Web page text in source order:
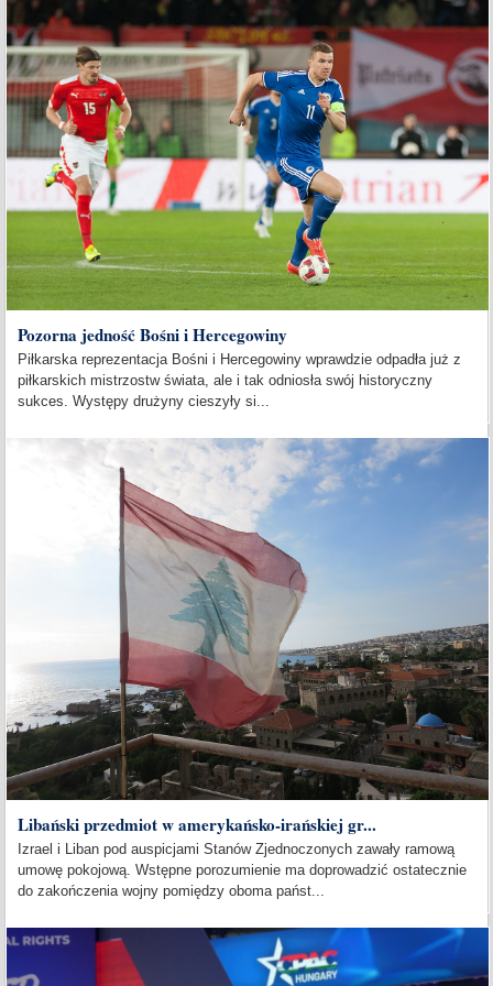
Pozorna jedność Bośni i Hercegowiny
Piłkarska reprezentacja Bośni i Hercegowiny wprawdzie odpadła już z
piłkarskich mistrzostw świata, ale i tak odniosła swój historyczny
sukces. Występy drużyny cieszyły si...
Libański przedmiot w amerykańsko-irańskiej gr...
Izrael i Liban pod auspicjami Stanów Zjednoczonych zawały ramową
umowę pokojową. Wstępne porozumienie ma doprowadzić ostatecznie
do zakończenia wojny pomiędzy oboma państ...